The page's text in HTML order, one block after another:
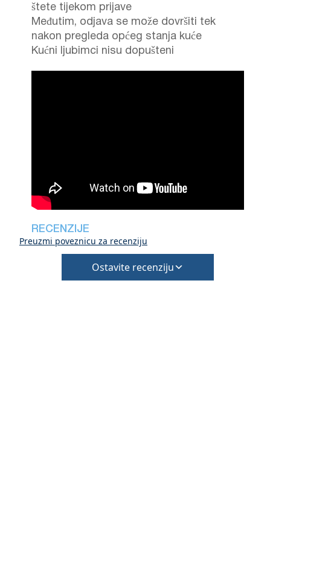
štete tijekom prijave
Međutim, odjava se može dovršiti tek
nakon pregleda općeg stanja kuće
Kućni ljubimci nisu dopušteni
RECENZIJE
Preuzmi poveznicu za recenziju
Ostavite recenziju